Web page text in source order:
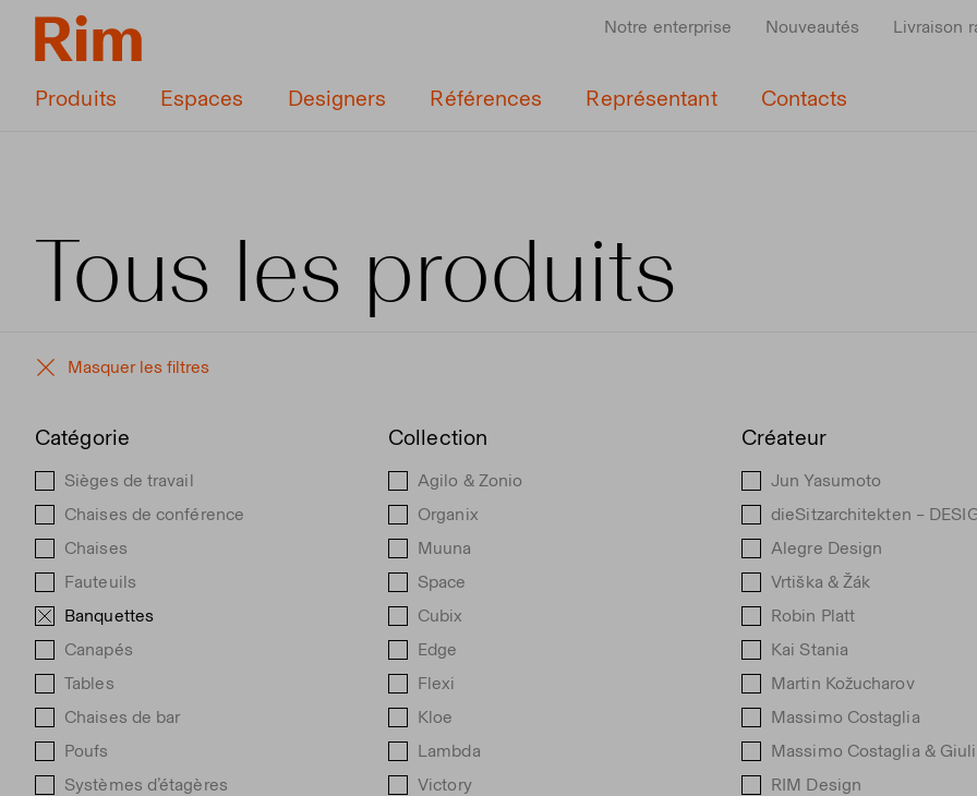
Notre enterprise Nouveautés Livraison
Produits Espaces Designers Références Représentant Contacts
Tous les produits
Masquer les filtres
Catégorie
Sièges de travail
Chaises de conférence
Chaises
Fauteuils
Banquettes
Canapés
Tables
Chaises de bar
Poufs
Systèmes d’étagères
Collection
Agilo & Zonio
Organix
Muuna
Space
Cubix
Edge
Flexi
Kloe
Lambda
Victory
Créateur
Jun Yasumoto
dieSitzarchitekten –
Alegre Design
Vrtiška & Žák
Robin Platt
Kai Stania
Martin Kožucharov
Massimo Costaglia
Massimo Costaglia &
RIM Design